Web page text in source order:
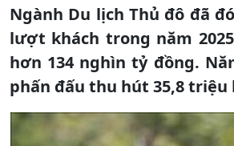
Ngành Du lịch Thủ đô đã
lượt khách trong năm
hơn 134 nghìn tỷ đồng.
phấn đấu thu hút 35,8